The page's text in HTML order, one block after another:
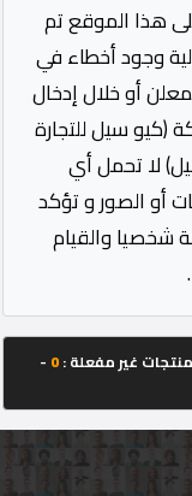
هذا الموقع تم
وجود أخطاء في
أو خلال إدخال
(كيو سيل للتجارة
لا تحمل أي
أو الصور و تؤكد
شخصيا والقيام
غير مفعلة :0
-